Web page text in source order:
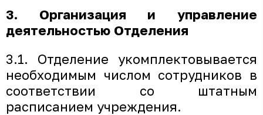
3. Организация и управление
деятельностью Отделения
3.1. Отделение укомплектовывается
необходимым числом сотрудников в
соответствии со штатным
расписанием учреждения.